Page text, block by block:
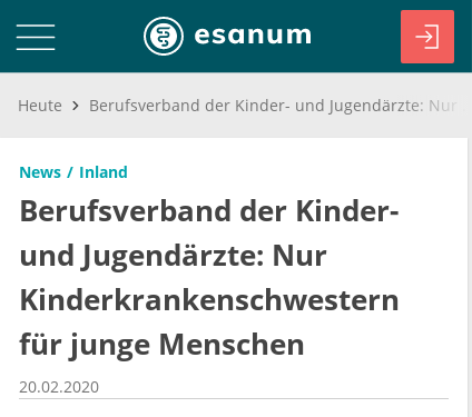
Heute
News Inland
Berufsverband der Kinder-
und Jugendärzte: Nur
Kinderkrankenschwestern
für junge Menschen
20.02.2020